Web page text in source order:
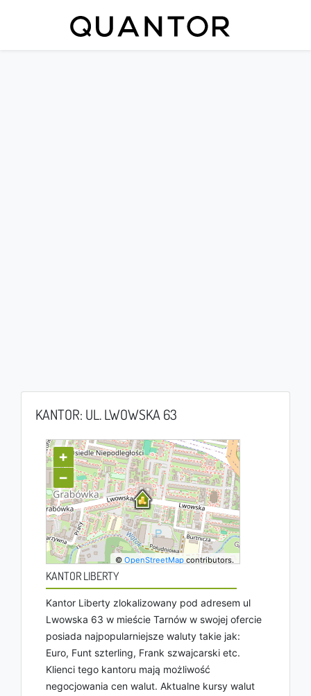
KANTOR: UL. LWOWSKA 63
+
−
©OpenStreetMap contributors.
KANTOR LIBERTY
Kantor Liberty zlokalizowany pod adresem ul
Lwowska 63 w mieście Tarnów w swojej ofercie
posiada najpopularniejsze waluty takie jak:
Euro, Funt szterling, Frank szwajcarski etc.
Klienci tego kantoru mają możliwość
negocjowania cen walut. Aktualne kursy walut